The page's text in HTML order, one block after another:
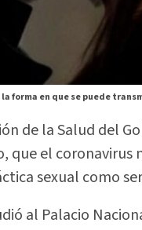
forma en que se puede
de la Salud del
que el coronavirus
sexual como
al Palacio